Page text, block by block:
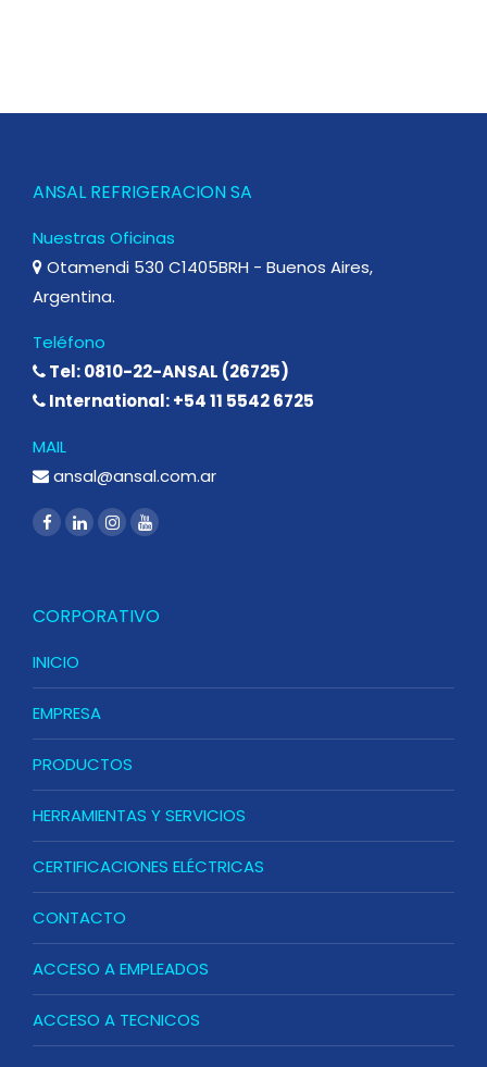
ANSAL REFRIGERACION SA
Nuestras Oficinas
Otamendi 530 C1405BRH - Buenos Aires,
Argentina.
Teléfono
Tel: 0810-22-ANSAL (26725)
International: +54 11 5542 6725
MAIL
ansal@ansal.com.ar
CORPORATIVO
INICIO
EMPRESA
PRODUCTOS
HERRAMIENTAS Y SERVICIOS
CERTIFICACIONES ELÉCTRICAS
CONTACTO
ACCESO A EMPLEADOS
ACCESO A TECNICOS